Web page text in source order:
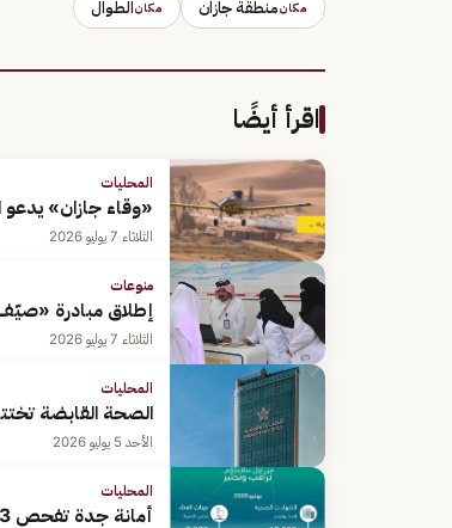
مكانمنطقة جازان مكانالطوال
اقرأ أيضًا
المحليات
«وقاء جازان» يدعو
الثلاثاء 7 يوليو 2026
منوعات
إطلاق مبادرة «صيّف
الثلاثاء 7 يوليو 2026
المحليات
الصحة القابضة تختتم
الأحد 5 يوليو 2026
المحليات
أمانة جدة تفحص 7,273 عينة غذاء خلال الشهر الماضي